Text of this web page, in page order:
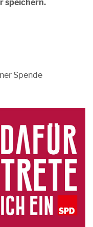
speichern.
Spende